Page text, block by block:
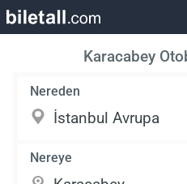
Karacabey
Nereden
Nereye